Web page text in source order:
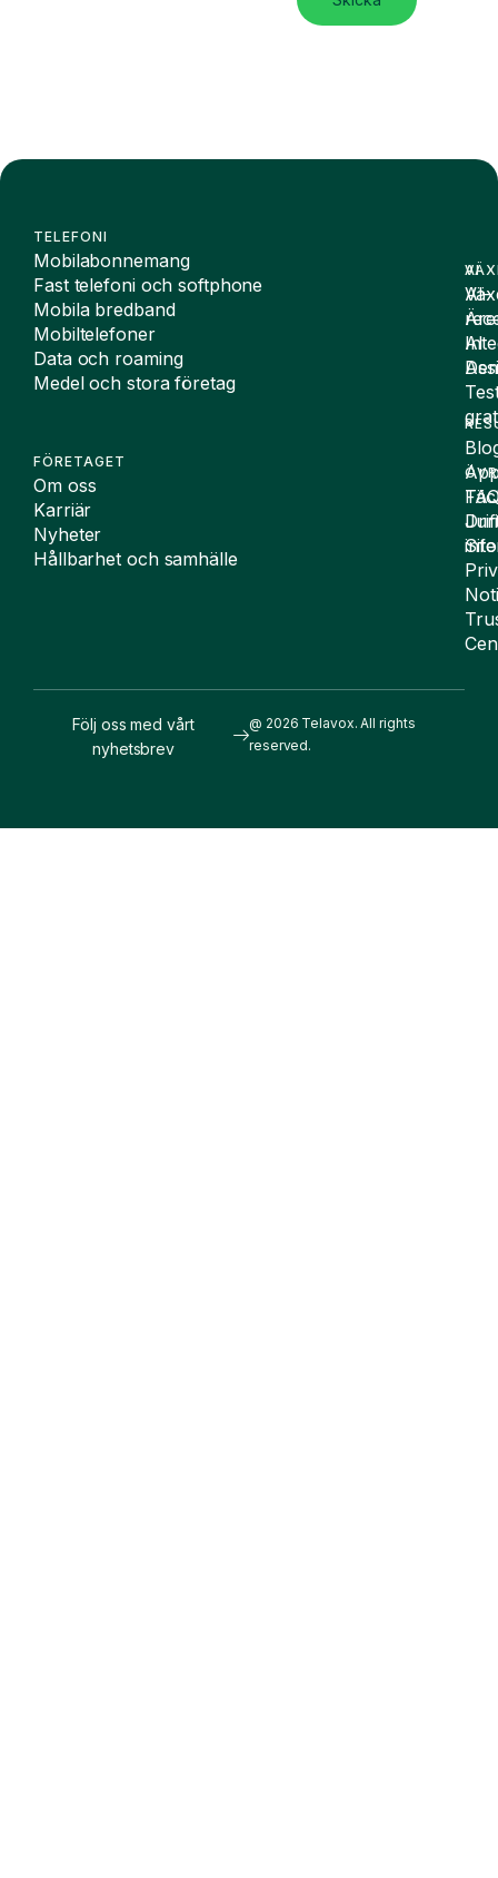
TELEFONI
Mobilabonnemang
Fast telefoni och softphone
Mobila bredband
Mobiltelefoner
Data och roaming
Medel och stora företag
FÖRETAGET
Om oss
Karriär
Nyheter
Hållbarhet och samhälle
AI
AI-
AI
@ 2026 Telavox. All rights
reserved.
Följ oss med vårt
nyhetsbrev